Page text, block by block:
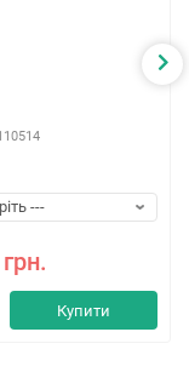
Купити